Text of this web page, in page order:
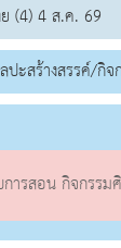
(4) 4 ส.ค. 69
ปะสร้างสรรค์/กิ
อน กิจกรรมศิลปะสร้าง